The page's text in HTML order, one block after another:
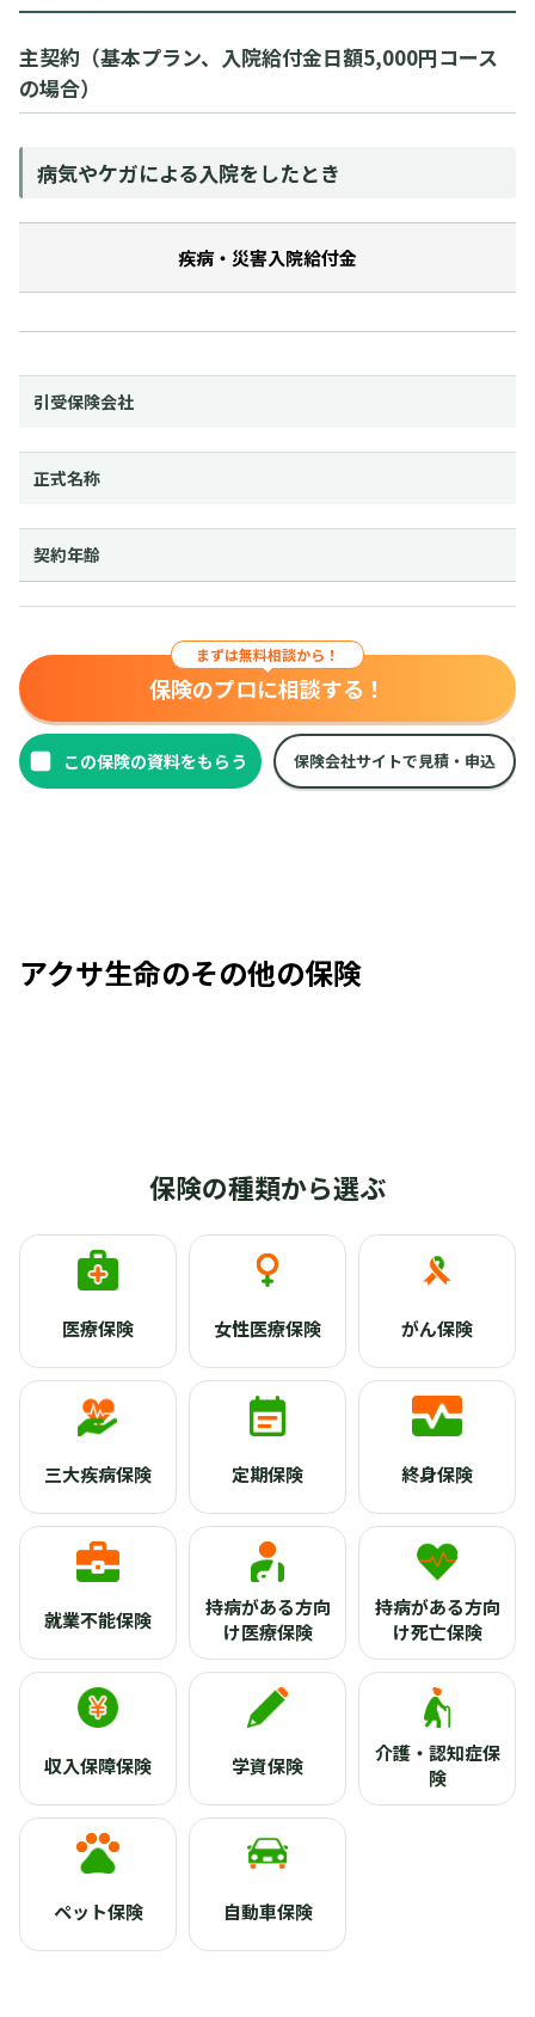
主契約（基本プラン、入院給付金日額5,000円コース
の場合）
病気やケガによる入院をしたとき
疾病・災害入院給付金
引受保険会社
正式名称
契約年齢
まずは無料相談から！
保険のプロに相談する！
保険会社サイトで見積・申込
アクサ生命のその他の保険
保険の種類から選ぶ
医療保険 女性医療保険 がん保険
三大疾病保険 定期保険 終身保険
就業不能保険
持病がある方向
け医療保険
持病がある方向
け死亡保険
収入保障保険 学資保険
介護・認知症保
険
ペット保険 自動車保険